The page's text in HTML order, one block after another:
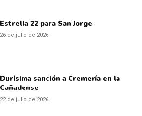
Estrella 22 para San Jorge
26 de julio de 2026
Durísima sanción a Cremería en la
Cañadense
22 de julio de 2026